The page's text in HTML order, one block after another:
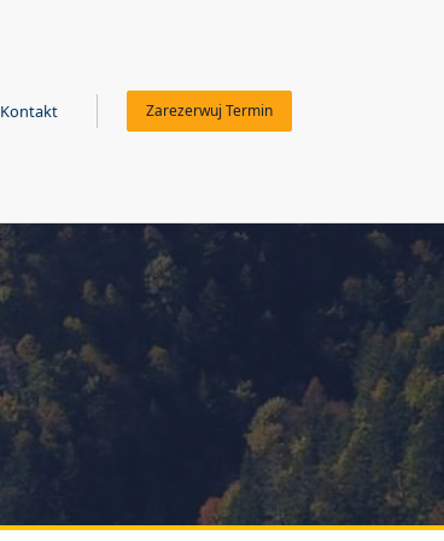
Kontakt Zarezerwuj Termin